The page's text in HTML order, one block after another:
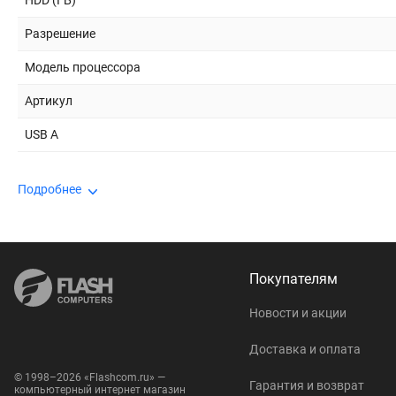
Разрешение
Модель процессора
Артикул
USB A
Подробнее
© 1998–2026 «Flashcom.ru» —
компьютерный интернет магазин
Покупателям
Новости и акции
Доставка и оплата
Гарантия и возврат